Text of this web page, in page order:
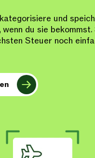
und
du sie bekommst.
Steuer noch